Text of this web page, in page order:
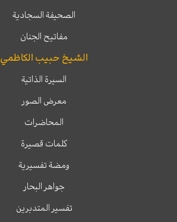
الصحيفة السجادية
مفاتيح الجنان
الشيخ حبيب الكاظمي
السيرة الذاتية
معرض الصور
المحاضرات
كلمات قصيرة
ومضة تفسيرية
جواهر البحار
تفسير المتدبرين